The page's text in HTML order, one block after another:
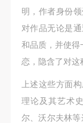
明，作者身份
对作品无论是
和品质，并使得
恋，隐含了对这
上述这些方面
理论及其艺术
尔、沃尔夫林